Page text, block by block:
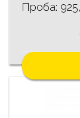
Проба: